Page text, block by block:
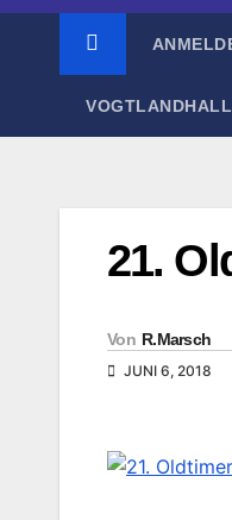
21.
Von R.Marsch
JUNI 6, 2018